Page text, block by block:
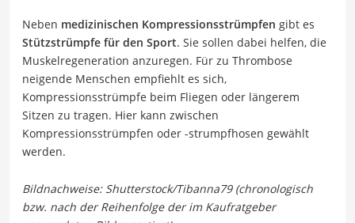
Neben medizinischen Kompressionsstrümpfen gibt es
Stützstrümpfe für den Sport. Sie sollen dabei helfen, die
Muskelregeneration anzuregen. Für zu Thrombose
neigende Menschen empfiehlt es sich,
Kompressionsstrümpfe beim Fliegen oder längerem
Sitzen zu tragen. Hier kann zwischen
Kompressionsstrümpfen oder -strumpfhosen gewählt
werden.